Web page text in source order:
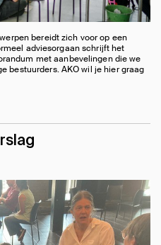
bereidt zich voor op een
adviesorgaan schrijft het
met aanbevelingen die we
bestuurders. AKO wil je hier graag